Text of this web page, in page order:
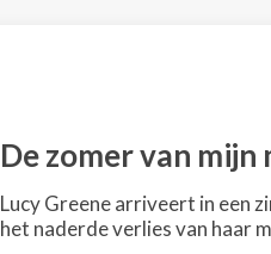
De zomer van mijn
Lucy Greene arriveert in een
het naderde verlies van haar